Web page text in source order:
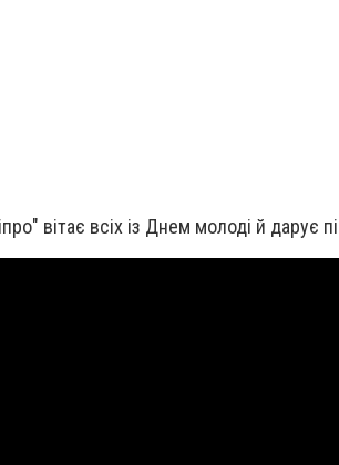
вітає всіх із Днем молоді й дарує